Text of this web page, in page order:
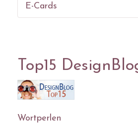
E-Cards
Top15
Wortperlen